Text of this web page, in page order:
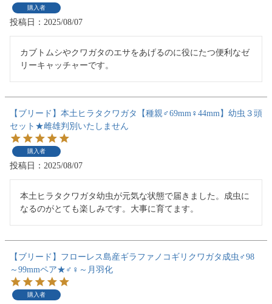
購入者
投稿日 2025/08/07
カブトムシやクワガタのエサをあげるのに役にたつ便利なゼ
リーキャッチャーです。
【ブリード】本土ヒラタクワガタ【種親♂69mm♀44mm】幼虫３頭
セット★雌雄判別いたしません
購入者
投稿日 2025/08/07
本土ヒラタクワガタ幼虫が元気な状態で届きました。成虫に
なるのがとても楽しみです。大事に育てます。
【ブリード】フローレス島産ギラファノコギリクワガタ成虫♂98
～99mmペア★♂♀～月羽化
購入者